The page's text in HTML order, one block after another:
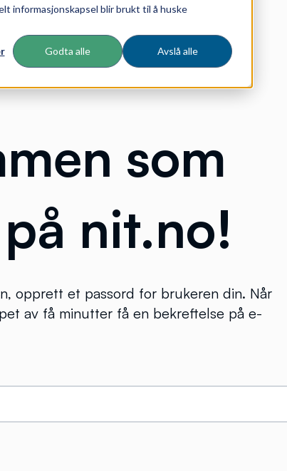
informasjonskapsel blir brukt til å huske
Godta alle Avslå alle
som
nit.no!
opprett et passord for brukeren din. Når
av få minutter få en bekreftelse på e-